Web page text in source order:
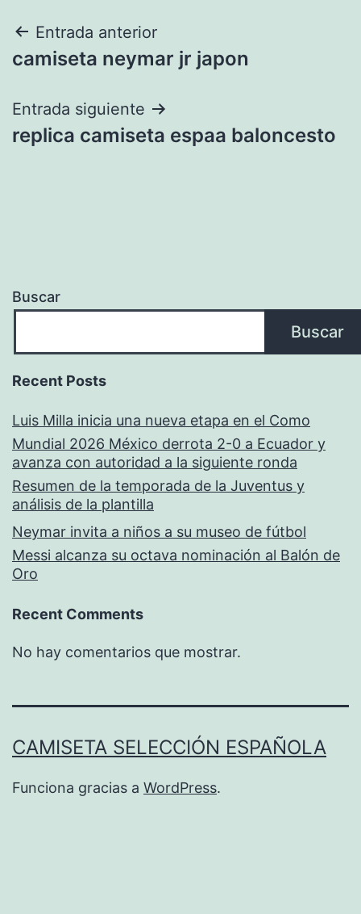
Navegación
de
entradas
Entrada anterior
camiseta neymar jr japon
Entrada siguiente
replica camiseta espaa baloncesto
Buscar
Buscar
Recent Posts
Luis Milla inicia una nueva etapa en el Como
Mundial 2026 México derrota 2-0 a Ecuador y
avanza con autoridad a la siguiente ronda
Resumen de la temporada de la Juventus y
análisis de la plantilla
Neymar invita a niños a su museo de fútbol
Messi alcanza su octava nominación al Balón de
Oro
Recent Comments
No hay comentarios que mostrar.
CAMISETA SELECCIÓN ESPAÑOLA
Funciona gracias a WordPress.